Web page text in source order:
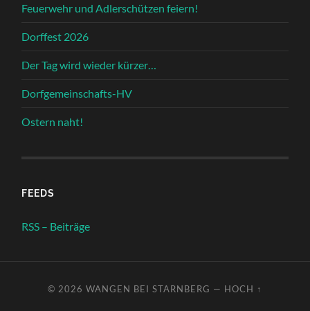
Feuerwehr und Adlerschützen feiern!
Dorffest 2026
Der Tag wird wieder kürzer…
Dorfgemeinschafts-HV
Ostern naht!
FEEDS
RSS – Beiträge
© 2026 WANGEN BEI STARNBERG — HOCH ↑